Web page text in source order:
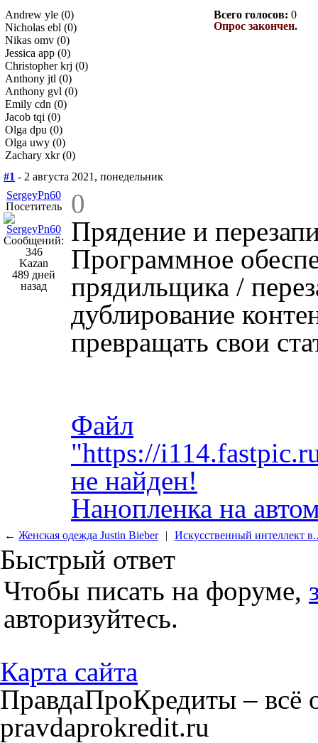
Andrew yle (0)
Nicholas ebl (0)
Nikas omv (0)
Jessica app (0)
Christopher krj (0)
Anthony jtl (0)
Anthony gvl (0)
Emily cdn (0)
Jacob tqi (0)
Olga dpu (0)
Olga uwy (0)
Zachary xkr (0)
Всего голосов: 0
Опрос закончен.
#1 - 2 августа 2021, понедельник
SergeyPn60
Посетитель
Сообщений:
346
Kazan
489 дней
назад
0
Прядение и
Программное
прядильщика /
дублирование
превращать свои
Файл
"https://
не найден!
Нанопленка на
← Женская одежда Justin Bieber | Искусственный интеллект
Быстрый ответ
Чтобы писать на форуме,
авторизуйтесь.
Карта сайта
ПравдаПроКредиты – всё
pravdaprokredit.ru